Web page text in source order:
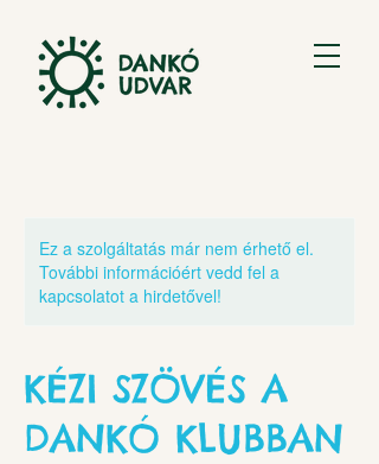
Ez a szolgáltatás már nem érhető el.
További információért vedd fel a
kapcsolatot a hirdetővel!
KÉZI SZÖVÉS A
DANKÓ KLUBBAN